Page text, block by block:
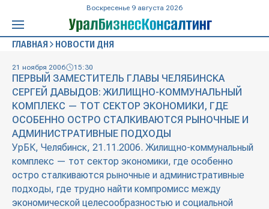
Воскресенье 9 августа 2026
ГЛАВНАЯ НОВОСТИ ДНЯ
21 ноября 2006 15:30
ПЕРВЫЙ ЗАМЕСТИТЕЛЬ ГЛАВЫ ЧЕЛЯБИНСКА
СЕРГЕЙ ДАВЫДОВ: ЖИЛИЩНО-КОММУНАЛЬНЫЙ
КОМПЛЕКС — ТОТ СЕКТОР ЭКОНОМИКИ, ГДЕ
ОСОБЕННО ОСТРО СТАЛКИВАЮТСЯ РЫНОЧНЫЕ И
АДМИНИСТРАТИВНЫЕ ПОДХОДЫ
УрБК, Челябинск, 21.11.2006. Жилищно-коммунальный
комплекс — тот сектор экономики, где особенно
остро сталкиваются рыночные и административные
подходы, где трудно найти компромисс между
экономической целесообразностью и социальной